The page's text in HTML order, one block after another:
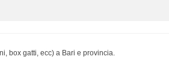
box gatti, ecc) a Bari e provincia.